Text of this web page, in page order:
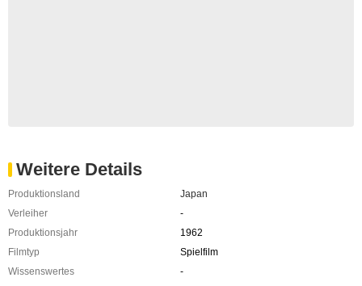
Weitere Details
Produktionsland
Japan
Verleiher
-
Produktionsjahr
1962
Filmtyp
Spielfilm
Wissenswertes
-